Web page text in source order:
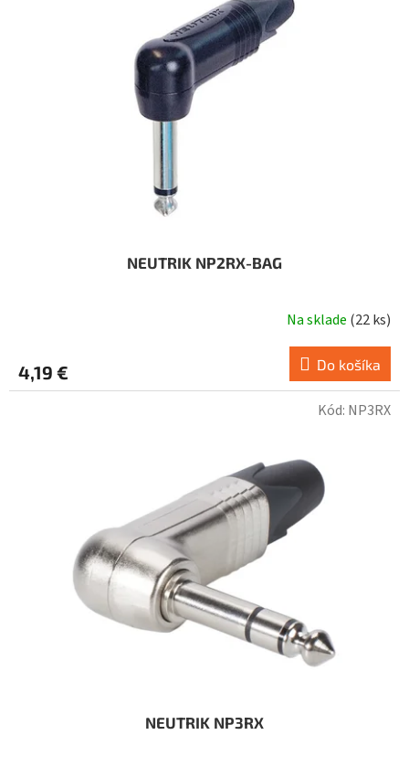
NEUTRIK NP2RX-BAG
Na sklade (22 ks)
4,19 € Do košíka
NEUTRIK NP3RX
Kód: NP3RX